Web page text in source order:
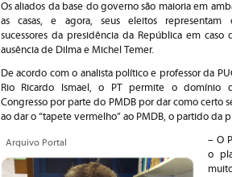
Os aliados da base do governo são maioria em
as casas, e agora, seus eleitos representam
sucessores da presidência da República em caso
ausência de Dilma e Michel Temer.
De acordo com o analista político e professor da
Rio Ricardo Ismael, o PT permite o domínio
Congresso por parte do PMDB por dar como certo
ao dar o “tapete vermelho” ao PMDB, o partido da
Arquivo Portal
– O
o